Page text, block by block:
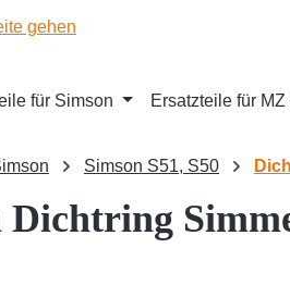
springen
für Simson Ersatzteile für MZ
Simson S51, S50
Dichtring